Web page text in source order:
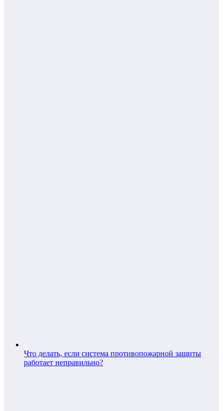
Что делать, если система противопожарной защиты
работает неправильно?